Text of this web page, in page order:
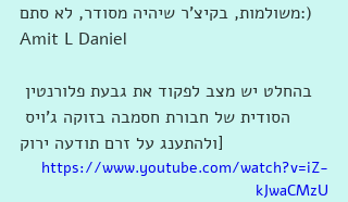
משולמות, בקיצ'ר שיהיה מסודר, לא סתם:)
Amit L Daniel
בהחלט יש מצב לפקוד את גבעת פלורנטין
הסודית של חבורת חסמבה בזוקה ג'ויס
ולהתענג על זרם תודעה ירוק]
https://www.youtube.com/watch?v=iZ-
kJwaCMzU